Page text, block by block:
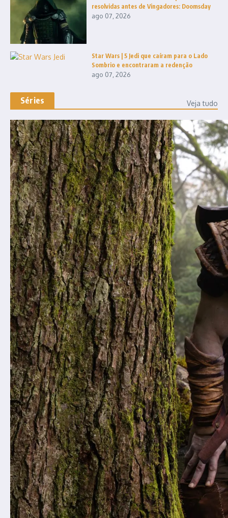
resolvidas antes de Vingadores: Doomsday
ago 07, 2026
Star Wars | 5 Jedi que caíram para o Lado
Sombrio e encontraram a redenção
ago 07, 2026
Séries Veja tudo